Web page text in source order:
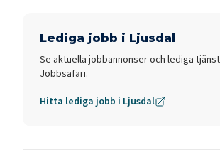
Lediga jobb i Ljusdal
Se aktuella jobbannonser och lediga
Jobbsafari.
Hitta lediga jobb i Ljusdal